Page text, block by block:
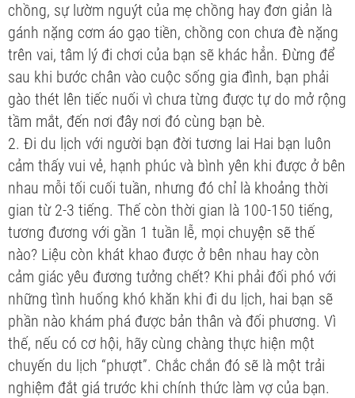
chồng, sự lườm nguýt của mẹ chồng hay đơn giản là
gánh nặng cơm áo gạo tiền, chồng con chưa đè nặng
trên vai, tâm lý đi chơi của bạn sẽ khác hẳn. Đừng để
sau khi bước chân vào cuộc sống gia đình, bạn phải
gào thét lên tiếc nuối vì chưa từng được tự do mở rộng
tầm mắt, đến nơi đây nơi đó cùng bạn bè.
2. Đi du lịch với người bạn đời tương lai Hai bạn luôn
cảm thấy vui vẻ, hạnh phúc và bình yên khi được ở bên
nhau mỗi tối cuối tuần, nhưng đó chỉ là khoảng thời
gian từ 2-3 tiếng. Thế còn thời gian là 100-150 tiếng,
tương đương với gần 1 tuần lễ, mọi chuyện sẽ thế
nào? Liệu còn khát khao được ở bên nhau hay còn
cảm giác yêu đương tưởng chết? Khi phải đối phó với
những tình huống khó khăn khi đi du lịch, hai bạn sẽ
phần nào khám phá được bản thân và đối phương. Vì
thế, nếu có cơ hội, hãy cùng chàng thực hiện một
chuyến du lịch “phượt”. Chắc chắn đó sẽ là một trải
nghiệm đắt giá trước khi chính thức làm vợ của bạn.